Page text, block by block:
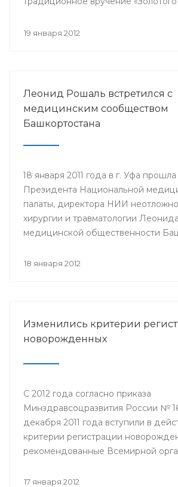
19 января 2012
Леонид Рошаль встретился с
медицинским сообществом
Башкортостана
18 января 2011 года в г. Уфа прошла
Президента Национальной
палаты, директора НИИ
хирургии и травматологии
медицинской общественности
вопросов здравоохранения.
18 января 2012
Изменились критерии
новорожденных
С 2012 года согласно приказа
Минздравсоцразвития России №
декабря 2011 года вступили в
критерии регистрации
рекомендованные Всемирной
страны будут выхаживать
17 января 2012